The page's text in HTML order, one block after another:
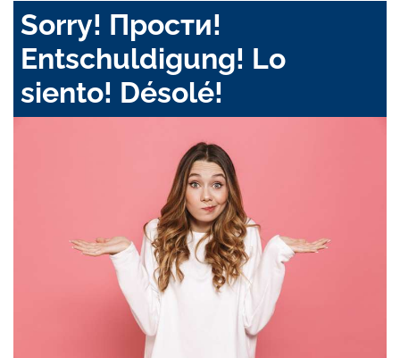
Sorry! Прости!
Entschuldigung! Lo
siento! Désolé!